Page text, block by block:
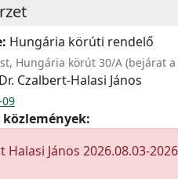
Hungária körúti rendelő
Hungária körút 30/A (bejárat
Dr. Czalbert-Halasi János
közlemények:
Halasi János 2026.08.03-